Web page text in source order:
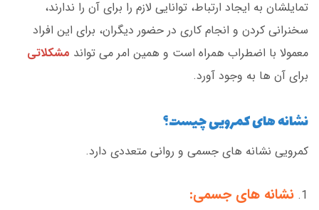
تمایلشان به ایجاد ارتباط، توانایی لازم را برای آن را ندارند،
سخنرانی کردن و انجام کاری در حضور دیگران، برای این افراد
معمولا با اضطراب همراه است و همین امر می تواند مشکلاتی
برای آن ها به وجود آورد.
نشانه های کمرویی چیست؟
کمرویی نشانه های جسمی و روانی متعددی دارد.
نشانه های جسمی: